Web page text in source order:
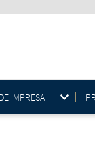
IMPRESA